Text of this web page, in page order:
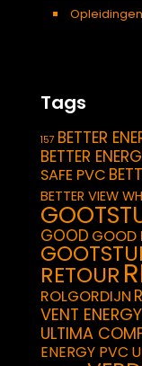
Tags
157 BETTER
BETTER
SAFE PVC
BETTER VIEW
GOOD GOOD
RETOUR
ROLGORDIJN
VENT ENERGY
ULTIMA
ENERGY PVC